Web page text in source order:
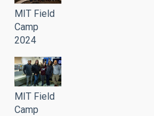
MIT Field
Camp
2024
MIT Field
Camp